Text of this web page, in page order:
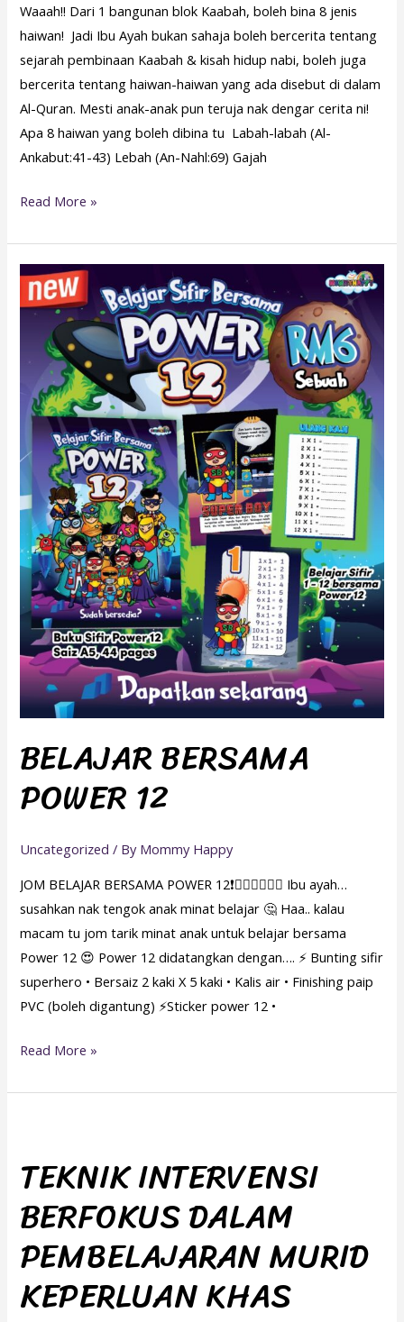
Waaah!! Dari 1 bangunan blok Kaabah, boleh bina 8 jenis
haiwan! Jadi Ibu Ayah bukan sahaja boleh bercerita tentang
sejarah pembinaan Kaabah & kisah hidup nabi, boleh juga
bercerita tentang haiwan-haiwan yang ada disebut di dalam
Al-Quran. Mesti anak-anak pun teruja nak dengar cerita ni!
Apa 8 haiwan yang boleh dibina tu Labah-labah (Al-
Ankabut:41-43) Lebah (An-Nahl:69) Gajah
Read More »
BELAJAR BERSAMA
POWER 12
Uncategorized / By Mommy Happy
JOM BELAJAR BERSAMA POWER 12❗🦸🏻‍♂️🦸🏻‍♀️ Ibu ayah…
susahkan nak tengok anak minat belajar 🤔 Haa.. kalau
macam tu jom tarik minat anak untuk belajar bersama
Power 12 😍 Power 12 didatangkan dengan…. ⚡ Bunting sifir
superhero • Bersaiz 2 kaki X 5 kaki • Kalis air • Finishing paip
PVC (boleh digantung) ⚡Sticker power 12 •
BELAJAR
BERSAMA
POWER
Read More »
TEKNIK INTERVENSI
BERFOKUS DALAM
PEMBELAJARAN MURID
KEPERLUAN KHAS
BERFOKUS
PEMBELAJARAN
MURID
KEPERLUAN
KHAS